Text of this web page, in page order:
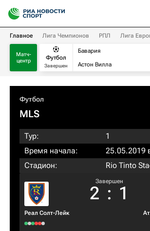
Главное Лига Чемпионов РПЛ Лига
Матч-
центр
Футбол
Завершен
Бавария
Астон Вилла
Футбол
MLS
Тур:
1
Время начала:
25.05.2019
Стадион:
Rio Tinto
Реал Солт-Лейк
Завершен
2 : 1